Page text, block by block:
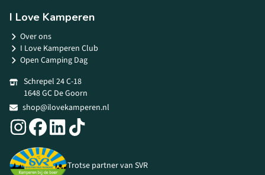
I Love Kamperen
Over ons
I Love Kamperen Club
Open Camping Dag
Schrepel 24 C-18
1648 GC De Goorn
shop@ilovekamperen.nl
Trotse partner van SVR